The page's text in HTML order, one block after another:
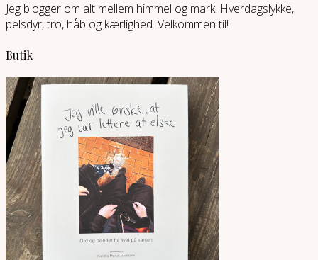
Jeg blogger om alt mellem himmel og mark. Hverdagslykke,
pelsdyr, tro, håb og kærlighed. Velkommen til!
Butik